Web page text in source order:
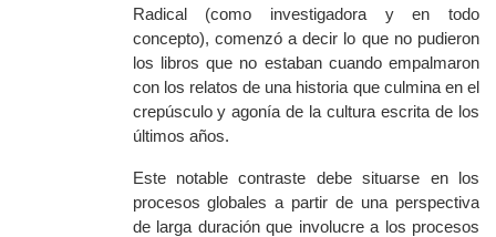
Radical (como investigadora y en todo
concepto), comenzó a decir lo que no pudieron
los libros que no estaban cuando empalmaron
con los relatos de una historia que culmina en el
crepúsculo y agonía de la cultura escrita de los
últimos años.
Este notable contraste debe situarse en los
procesos globales a partir de una perspectiva
de larga duración que involucre a los procesos